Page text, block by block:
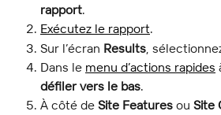
rapport.
Exécutez le rapport.
Sur l’écran Results ,
Dans le menu d’actions rapides
défiler vers le bas.
À côté de Site Features ou Site